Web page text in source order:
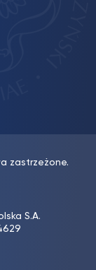
zastrzeżone.
S.A.